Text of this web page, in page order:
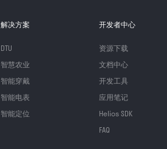
解决方案
DTU
智慧农业
智能穿戴
智能电表
智能定位
开发者中心
资源下载
文档中心
开发工具
应用笔记
Helios SDK
FAQ